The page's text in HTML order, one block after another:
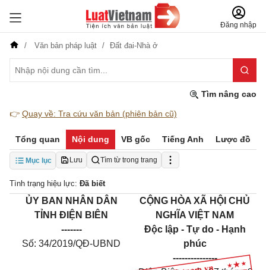
Đăng nhập
Văn bản pháp luật Đất đai-Nhà ở
Tìm nâng cao
👉 Quay về: Tra cứu văn bản (phiên bản cũ)
Tổng quan Nội dung VB gốc Tiếng Anh Lược đồ
Mục lục Lưu Tìm từ trong trang
Tình trạng hiệu lực: Đã biết
ỦY BAN NHÂN DÂN
TỈNH ĐIỆN BIÊN
-------
Số: 34/2019/QĐ-UBND
CỘNG HÒA XÃ HỘI CHỦ
NGHĨA VIỆT NAM
Độc lập - Tự do - Hạnh
phúc
---------------